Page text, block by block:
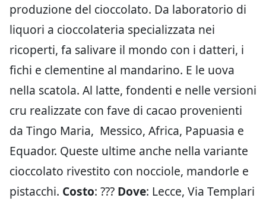
produzione del cioccolato. Da laboratorio di
liquori a cioccolateria specializzata nei
ricoperti, fa salivare il mondo con i datteri, i
fichi e clementine al mandarino. E le uova
nella scatola. Al latte, fondenti e nelle versioni
cru realizzate con fave di cacao provenienti
da Tingo Maria, Messico, Africa, Papuasia e
Equador. Queste ultime anche nella variante
cioccolato rivestito con nocciole, mandorle e
pistacchi. Costo: ??? Dove: Lecce, Via Templari